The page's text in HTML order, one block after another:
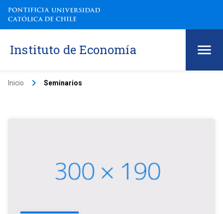
Instituto de Economía
Inicio keyboard_arrow_right Seminarios